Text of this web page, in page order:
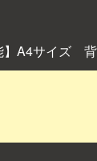
】A4サイズ